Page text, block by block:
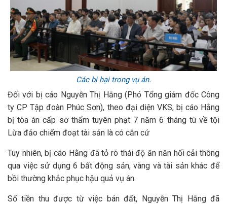
Các bị hại trong vụ án.
Đối với bị cáo Nguyễn Thị Hằng (Phó Tổng giám đốc Công
ty CP Tập đoàn Phúc Sơn), theo đại diện VKS, bị cáo Hằng
bị tòa án cấp sơ thẩm tuyên phạt 7 năm 6 tháng tù về tội
Lừa đảo chiếm đoạt tài sản là có căn cứ
Tuy nhiên, bị cáo Hằng đã tỏ rõ thái độ ăn năn hối cải thông
qua việc sử dụng 6 bất động sản, vàng và tài sản khác để
bồi thường khắc phục hậu quả vụ án.
Số tiền thu được từ việc bán đất, Nguyễn Thị Hằng đã